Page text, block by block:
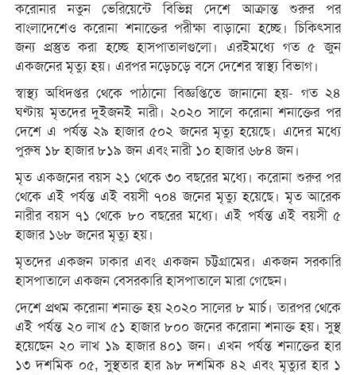
করোনার নতুন ভেরিয়েন্টে বিভিন্ন দেশে আক্রান্ত শুরুর পর
বাংলাদেশেও করোনা শনাক্তের পরীক্ষা বাড়ানো হচ্ছে। চিকিৎসার
জন্য প্রস্তুত করা হচ্ছে হাসপাতালগুলো। এরইমধ্যে গত ৫ জুন
একজনের মৃত্যু হয়। এরপর নড়েচড়ে বসে দেশের স্বাস্থ্য বিভাগ।
স্বাস্থ্য অধিদপ্তর থেকে পাঠানো বিজ্ঞপ্তিতে জানানো হয়- গত ২৪
ঘণ্টায় মৃতদের দুইজনই নারী। ২০২০ সালে করোনা শনাক্তের পর
দেশে এ পর্যন্ত ২৯ হাজার ৫০২ জনের মৃত্যু হয়েছে। এদের মধ্যে
পুরুষ ১৮ হাজার ৮১৯ জন এবং নারী ১০ হাজার ৬৮৪ জন।
মৃত একজনের বয়স ২১ থেকে ৩০ বছরের মধ্যে। করোনা শুরুর পর
থেকে এই পর্যন্ত এই বয়সী ৭০৪ জনের মৃত্যু হয়েছে। মৃত আরেক
নারীর বয়স ৭১ থেকে ৮০ বছরের মধ্যে। এই পর্যন্ত এই বয়সী ৫
হাজার ১৬৮ জনের মৃত্যু হয়।
মৃতদের একজন ঢাকার এবং একজন চট্টগ্রামের। একজন সরকারি
হাসপাতালে একজন বেসরকারি হাসপাতালে মারা গেছেন।
দেশে প্রথম করোনা শনাক্ত হয় ২০২০ সালের ৮ মার্চ। তারপর থেকে
এই পর্যন্ত ২০ লাখ ৫১ হাজার ৮০০ জনের করোনা শনাক্ত হয়। সুস্থ
হয়েছেন ২০ লাখ ১৯ হাজার ৪০১ জন। এখন পর্যন্ত শনাক্তের হার
১৩ দশমিক ০৫, সুস্থতার হার ৯৮ দশমিক ৪২ এবং মৃত্যুর হার ১